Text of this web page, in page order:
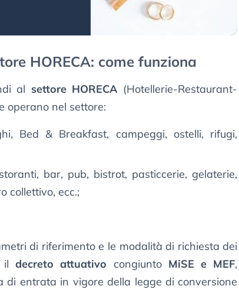
HORECA: come funziona
al settore HORECA (Hotellerie-Restaurant-
operano nel settore:
Bed & Breakfast, campeggi, ostelli, rifugi,
bar, pub, bistrot, pasticcerie, gelaterie,
collettivo, ecc.;
di riferimento e le modalità di richiesta dei
ildecreto attuativo congiunto MiSE e MEF,
entrata in vigore della legge di conversione